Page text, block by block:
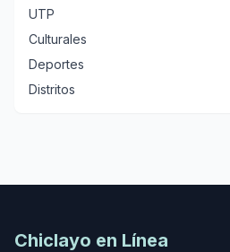
UTP
Culturales
Deportes
Distritos
Chiclayo en Línea